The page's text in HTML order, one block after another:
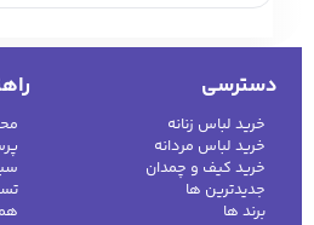
همچونکالیستاوکوزارتدراین
تمامی محصولات با تضمین
مورد هر محصول است که به شما
انتخاب را داشته باشید.
انواع
مداد چشم معمولی:
این
خط چشم دقیق و خوش‌فرم
پایین استفاده می‌شوند.
دسترسی
خرید لباس زنانه
خرید لباس مردانه
خرید کیف و چمدان
جدیدترین ها
برند ها